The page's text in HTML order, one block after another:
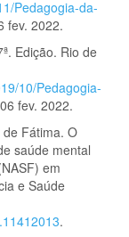
Pedagogia-da-
fev. 2022.
Edição. Rio de
10/Pedagogia-
fev. 2022.
de Fátima. O
saúde mental
em
e Saúde
.